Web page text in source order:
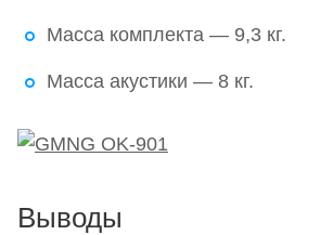
Масса комплекта — 9,3 кг.
Масса акустики — 8 кг.
Выводы